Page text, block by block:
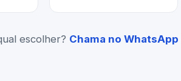
escolher? Chama no WhatsApp